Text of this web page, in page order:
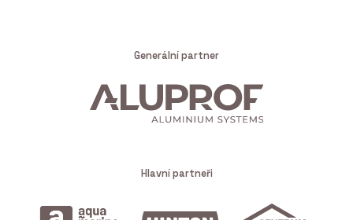
Generální partner
Hlavní partneři